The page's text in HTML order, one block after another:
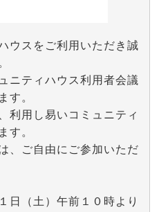
ウスをご利用いただき誠
ニティハウス利用者会議
す。
利用し易いコミュニティ
す。
、ご自由にご参加いただ
日（土）午前１０時より